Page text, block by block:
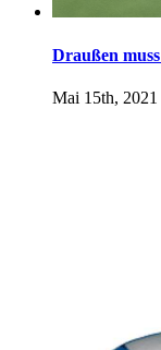
Draußen
Mai 15th, 2021